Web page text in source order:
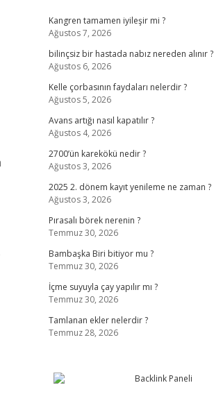
Kangren tamamen iyileşir mi ?
Ağustos 7, 2026
bilinçsiz bir hastada nabız nereden alınır ?
Ağustos 6, 2026
Kelle çorbasının faydaları nelerdir ?
Ağustos 5, 2026
Avans artığı nasıl kapatılır ?
Ağustos 4, 2026
2700’ün karekökü nedir ?
Ağustos 3, 2026
2025 2. dönem kayıt yenileme ne zaman ?
Ağustos 3, 2026
Pırasalı börek nerenin ?
Temmuz 30, 2026
Bambaşka Biri bitiyor mu ?
Temmuz 30, 2026
İçme suyuyla çay yapılır mı ?
Temmuz 30, 2026
Tamlanan ekler nelerdir ?
Temmuz 28, 2026